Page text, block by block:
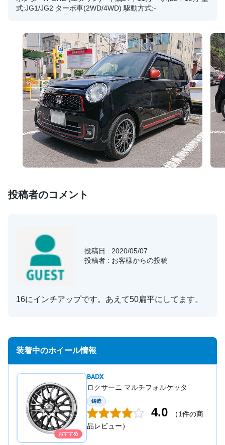
式:JG1/JG2 ターボ車(2WD/4WD) 駆動方式:-
投稿者のコメント
投稿日 : 2020/05/07
投稿者 : お客様からの投稿
16にインチアップです。あえて50扁平にしてます。
装着中のホイール情報
おすすめ
BADX
ロクサーニ マルチフォルケッタ
鋳造
4.0
（1件の商
品レビュー）